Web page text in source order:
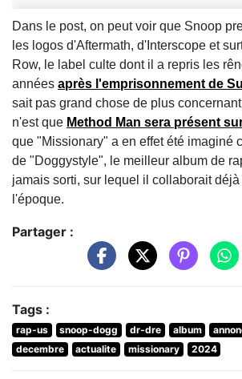
Dans le post, on peut voir que Snoop
les logos d'Aftermath, d'Interscope et
Row, le label culte dont il a repris les
années après l'emprisonnement de
sait pas grand chose de plus
n'est que Method Man sera présent
que "Missionary" a en effet été imaginé
de "Doggystyle", le meilleur album de
jamais sorti, sur lequel il collaborait déjà
l'époque.
Partager :
Tags :
rap-us snoop-dogg dr-dre album
decembre
actualite missionary 2024